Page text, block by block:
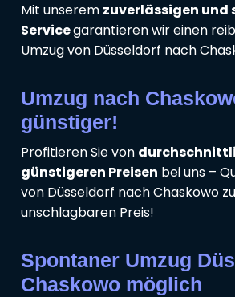
Mit unserem zuverlässigen und
Servicegarantieren wir einen
Umzug von Düsseldorf nach
Umzug nach
günstiger!
Profitieren Sie von
günstigeren Preisen bei uns –
von Düsseldorf nach Chaskowo
unschlagbaren Preis!
Spontaner Umzug
Chaskowo möglich